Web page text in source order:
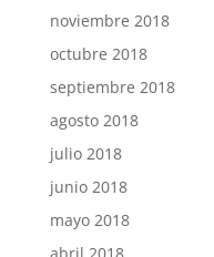
noviembre 2018
octubre 2018
septiembre 2018
agosto 2018
julio 2018
junio 2018
mayo 2018